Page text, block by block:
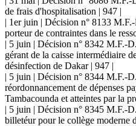
de frais d'hospitalisation | 947 |
| 1er juin | Décision n° 8133
porteur de contraintes dans le
| 5 juin | Décision n° 8342 M.F.-
gérant de la caisse intermédiaire
désinfection de Dakar | 947 |
| 5 juin | Décision n° 8344 M.F.-
réordonnancement de dépenses
Tambacounda et atteintes par la
| 5 juin | Décision n° 8345 M.F.-
billetéur pour le collège moderne